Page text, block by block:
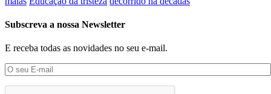
Subscreva a nossa Newsletter
E receba todas as novidades no seu e-mail.